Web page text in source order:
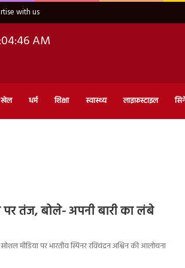
with us
AM
खेल धर्म शिक्षा स्वास्थ्य लाइफ़स्टाइल
पर तंज, बोले- अपनी बारी का लंबे
मीडिया पर भारतीय स्पिनर रविचंद्रन अश्विन की आलोचना